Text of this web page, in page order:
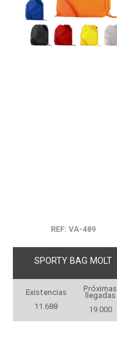
REF: VA-489
SPORTY BAG MOLT
Existencias
11.688
Próximas
llegadas
19.000